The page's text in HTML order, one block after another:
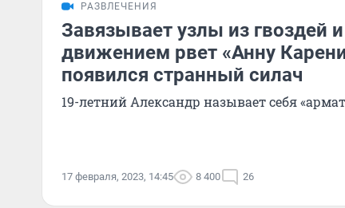
РАЗВЛЕЧЕНИЯ
Завязывает узлы из гвоздей
движением рвет «Анну
появился странный силач
19-летний Александр называет себя
17 февраля, 2023, 14:45 8 400 26